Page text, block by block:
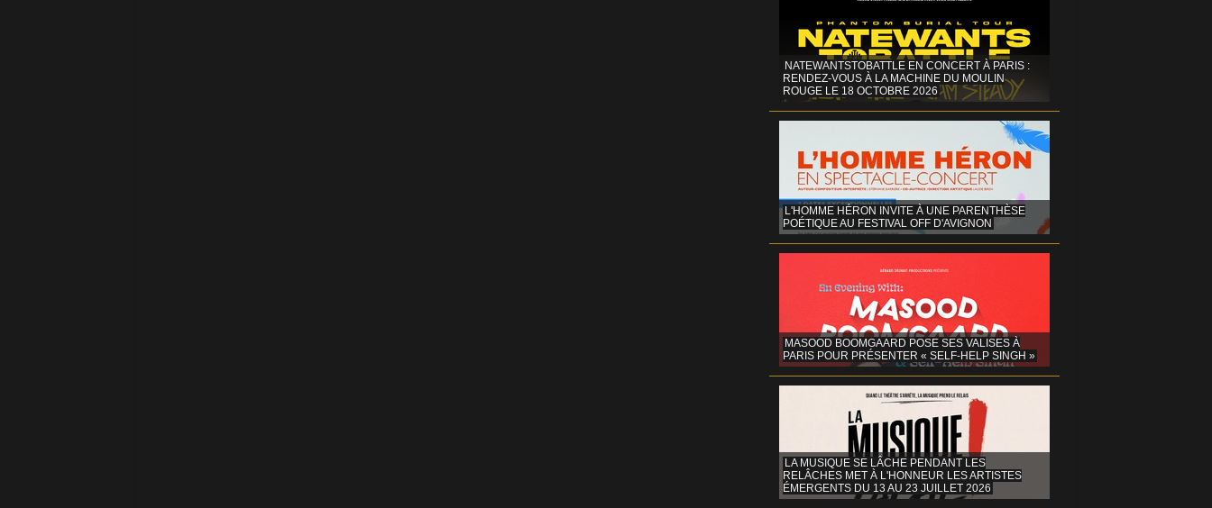
NATEWANTSTOBATTLE EN CONCERT À PARIS :
RENDEZ-VOUS À LA MACHINE DU MOULIN
ROUGE LE 18 OCTOBRE 2026
L'HOMME HÉRON INVITE À UNE PARENTHÈSE
POÉTIQUE AU FESTIVAL OFF D'AVIGNON
MASOOD BOOMGAARD POSE SES VALISES À
PARIS POUR PRÉSENTER « SELF-HELP SINGH »
LA MUSIQUE SE LÂCHE PENDANT LES
RELÂCHES MET À L'HONNEUR LES ARTISTES
ÉMERGENTS DU 13 AU 23 JUILLET 2026